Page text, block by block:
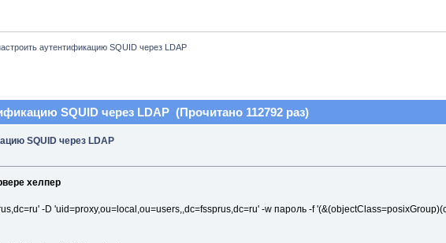
аутентификацию SQUID через LDAP
SQUID через LDAP (Прочитано 112792 раз)
SQUID через LDAP
хелпер
-D 'uid=proxy,ou=local,ou=users,,dc=fssprus,dc=ru' -w пароль -f